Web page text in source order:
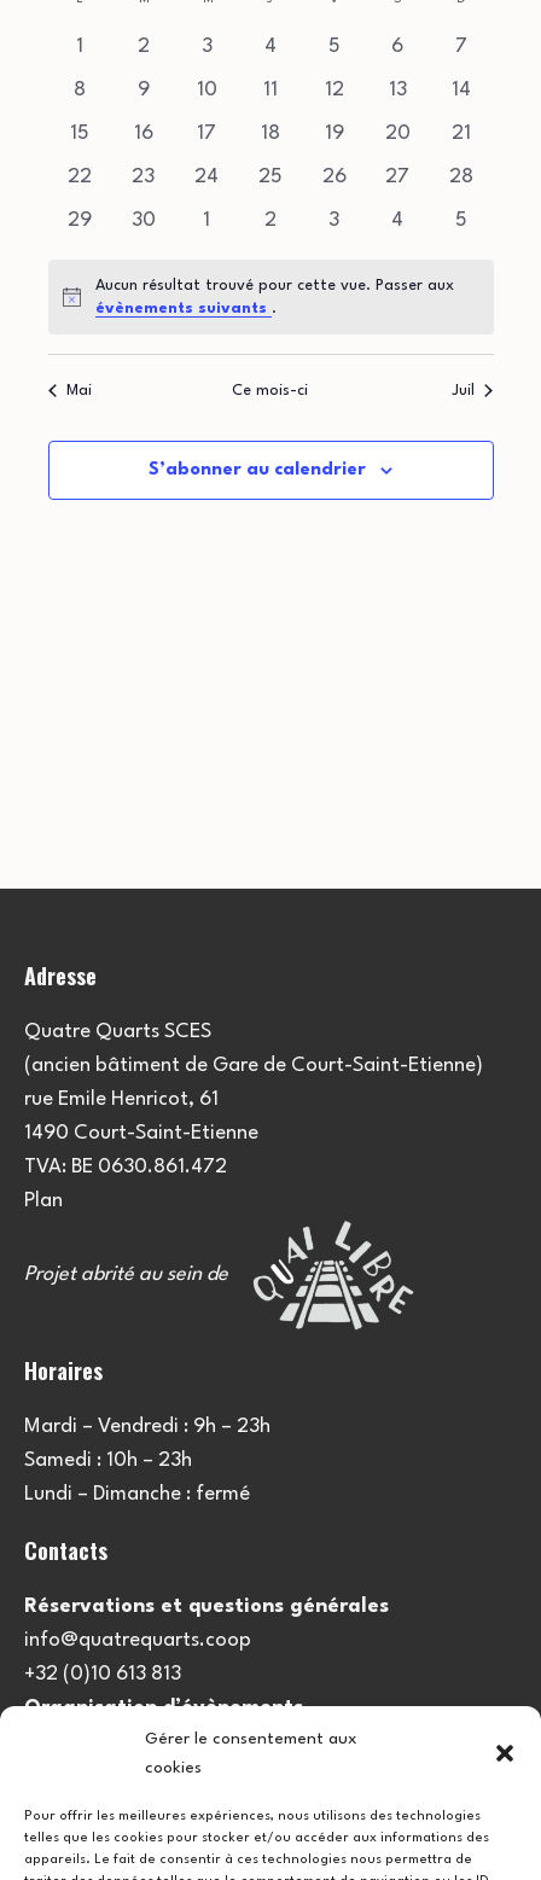
Gérer le consentement aux
cookies
Pour offrir les meilleures expériences, nous utilisons des technologies
telles que les cookies pour stocker et/ou accéder aux informations des
appareils. Le fait de consentir à ces technologies nous permettra de
v
i
g
a
o
l
t
n
d
e
u
e
date.
d
i
e
r
m
n
t
s
0
évènements
1
0
évènements
2
0
évènements
3
0
évènements
4
0
évènements
5
0
évènements
6
0
7
0
évènements
8
0
évènements
9
0
évènements
10
0
évènements
11
0
évènements
12
0
évènements
13
0
14
0
évènements
15
0
évènements
16
0
évènements
17
0
évènements
18
0
évènements
19
0
évènements
20
0
21
0
évènements
22
0
évènements
23
0
évènements
24
0
évènements
25
0
évènements
26
0
évènements
27
0
28
0
29
0
30
01
0
2
0
3
0
4
0
5
Notice
Aucun résultat trouvé pour cette vue. Passer aux
évènements suivants .
Mai Ce mois-ci Juil
S’abonner au calendrier
Adresse
Quatre Quarts SCES
(ancien bâtiment de Gare de Court-Saint-Etienne)
rue Emile Henricot, 61
1490 Court-Saint-Etienne
TVA: BE 0630.861.472
Plan
Projet abrité au sein de
Horaires
Mardi – Vendredi : 9h – 23h
Samedi : 10h – 23h
Lundi – Dimanche : fermé
Contacts
Réservations et questions générales
info@quatrequarts.coop
+32 (0)10 613 813
Organisation d’évènements
viedulieu@quatrequarts.coop
Politique de cookies (UE)